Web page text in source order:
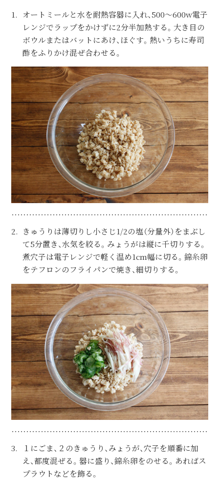
オートミールと水を耐熱容器に入れ、500～600w電子
レンジでラップをかけずに2分半加熱する。大き目の
ボウルまたはバットにあけ、ほぐす。熱いうちに寿司
酢をふりかけ混ぜ合わせる。
きゅうりは薄切りし小さじ1/2の塩（分量外）をまぶし
て5分置き、水気を絞る。みょうがは縦に千切りする。
煮穴子は電子レンジで軽く温め1cm幅に切る。錦糸卵
をテフロンのフライパンで焼き、細切りする。
１にごま、２のきゅうり、みょうが、穴子を順番に加
え、都度混ぜる。器に盛り、錦糸卵をのせる。あればス
プラウトなどを飾る。